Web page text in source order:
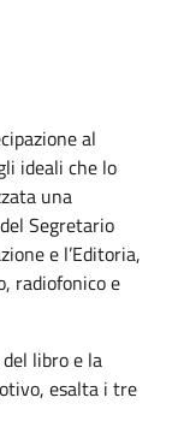
al
ideali che lo
una
Segretario
e l’Editoria,
radiofonico e
libro e la
esalta i tre